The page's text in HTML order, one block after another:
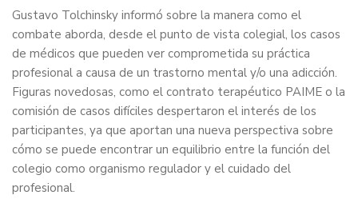
Gustavo Tolchinsky informó sobre la manera como el
combate aborda, desde el punto de vista colegial, los casos
de médicos que pueden ver comprometida su práctica
profesional a causa de un trastorno mental y/o una adicción.
Figuras novedosas, como el contrato terapéutico PAIME o la
comisión de casos difíciles despertaron el interés de los
participantes, ya que aportan una nueva perspectiva sobre
cómo se puede encontrar un equilibrio entre la función del
colegio como organismo regulador y el cuidado del
profesional.